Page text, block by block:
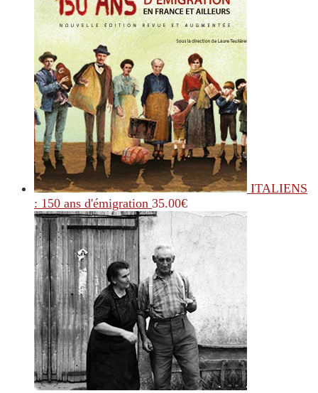
ITALIENS
: 150 ans d'émigration 35.00€